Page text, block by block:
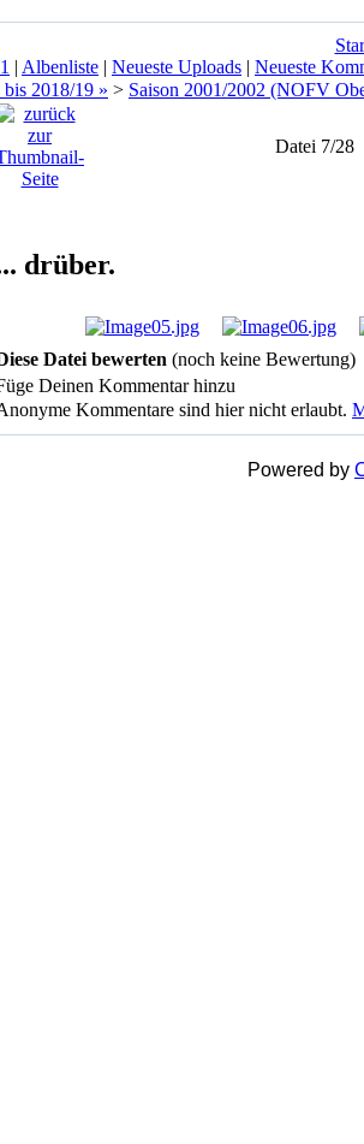
| Albenliste | Neueste Uploads | Neueste
bis 2018/19 » > Saison 2001/2002 (NOFV
Datei 7/28
drüber.
Datei bewerten (noch keine Bewertung)
Deinen Kommentar hinzu
Kommentare sind hier nicht erlaubt.
Powered by